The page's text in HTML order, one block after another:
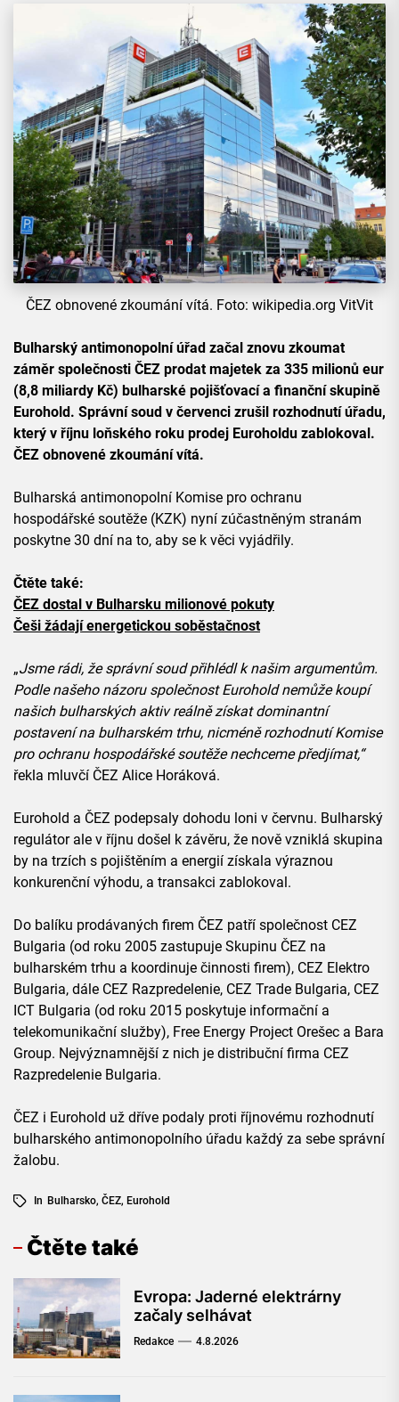
ČEZ obnovené zkoumání vítá. Foto: wikipedia.org VitVit
Bulharský antimonopolní úřad začal znovu zkoumat
záměr společnosti ČEZ prodat majetek za 335 milionů eur
(8,8 miliardy Kč) bulharské pojišťovací a finanční skupině
Eurohold. Správní soud v červenci zrušil rozhodnutí úřadu,
který v říjnu loňského roku prodej Euroholdu zablokoval.
ČEZ obnovené zkoumání vítá.
Bulharská antimonopolní Komise pro ochranu
hospodářské soutěže (KZK) nyní zúčastněným stranám
poskytne 30 dní na to, aby se k věci vyjádřily.
Čtěte také:
ČEZ dostal v Bulharsku milionové pokuty
Češi žádají energetickou soběstačnost
„Jsme rádi, že správní soud přihlédl k našim argumentům.
Podle našeho názoru společnost Eurohold nemůže koupí
našich bulharských aktiv reálně získat dominantní
postavení na bulharském trhu, nicméně rozhodnutí Komise
pro ochranu hospodářské soutěže nechceme předjímat,“
řekla mluvčí ČEZ Alice Horáková.
Eurohold a ČEZ podepsaly dohodu loni v červnu. Bulharský
regulátor ale v říjnu došel k závěru, že nově vzniklá skupina
by na trzích s pojištěním a energií získala výraznou
konkurenční výhodu, a transakci zablokoval.
Do balíku prodávaných firem ČEZ patří společnost CEZ
Bulgaria (od roku 2005 zastupuje Skupinu ČEZ na
bulharském trhu a koordinuje činnosti firem), CEZ Elektro
Bulgaria, dále CEZ Razpredelenie, CEZ Trade Bulgaria, CEZ
ICT Bulgaria (od roku 2015 poskytuje informační a
telekomunikační služby), Free Energy Project Orešec a Bara
Group. Nejvýznamnější z nich je distribuční firma CEZ
Razpredelenie Bulgaria.
ČEZ i Eurohold už dříve podaly proti říjnovému rozhodnutí
bulharského antimonopolního úřadu každý za sebe správní
žalobu.
In Bulharsko, ČEZ, Eurohold
Čtěte také
Evropa: Jaderné elektrárny
začaly selhávat
Redakce 4.8.2026